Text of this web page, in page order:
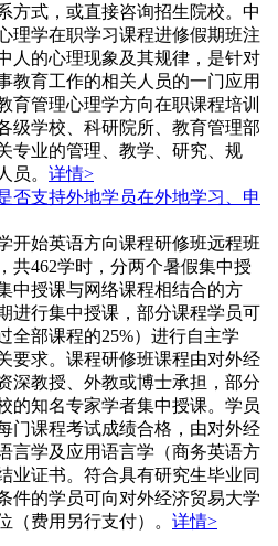
方式，或直接咨询招生院校。中
理学在职学习课程进修假期班注
人的心理现象及其规律，是针对
教育工作的相关人员的一门应用
育管理心理学方向在职课程培训
级学校、科研院所、教育管理部
专业的管理、教学、研究、规
员。 详情>
否支持外地学员在外地学习、申
开始英语方向课程研修班远程班
共462学时，分两个暑假集中授
中授课与网络课程相结合的方
进行集中授课，部分课程学员可
全部课程的25%）进行自主学
要求。课程研修班课程由对外经
深教授、外教或博士承担，部分
的知名专家学者集中授课。学员
门课程考试成绩合格，由对外经
言学及应用语言学（商务英语方
业证书。符合具有研究生毕业同
件的学员可向对外经济贸易大学
（费用另行支付）。 详情>